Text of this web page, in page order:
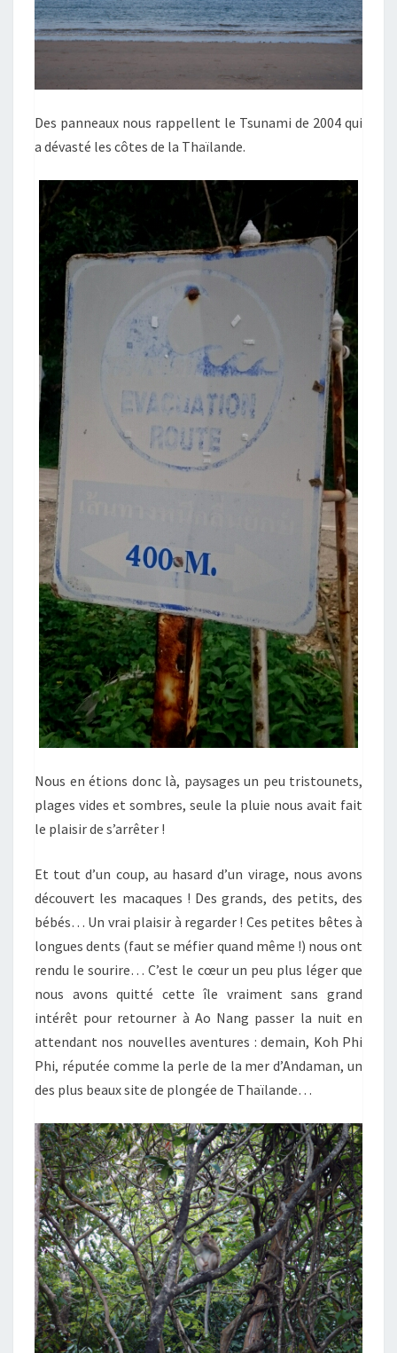
Des panneaux nous rappellent le Tsunami de 2004 qui
a dévasté les côtes de la Thaïlande.
Nous en étions donc là, paysages un peu tristounets,
plages vides et sombres, seule la pluie nous avait fait
le plaisir de s’arrêter !
Et tout d’un coup, au hasard d’un virage, nous avons
découvert les macaques ! Des grands, des petits, des
bébés… Un vrai plaisir à regarder ! Ces petites bêtes à
longues dents (faut se méfier quand même !) nous ont
rendu le sourire… C’est le cœur un peu plus léger que
nous avons quitté cette île vraiment sans grand
intérêt pour retourner à Ao Nang passer la nuit en
attendant nos nouvelles aventures : demain, Koh Phi
Phi, réputée comme la perle de la mer d’Andaman, un
des plus beaux site de plongée de Thaïlande…